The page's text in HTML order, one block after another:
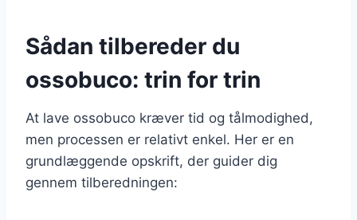
Sådan tilbereder du
ossobuco: trin for trin
At lave ossobuco kræver tid og tålmodighed,
men processen er relativt enkel. Her er en
grundlæggende opskrift, der guider dig
gennem tilberedningen: